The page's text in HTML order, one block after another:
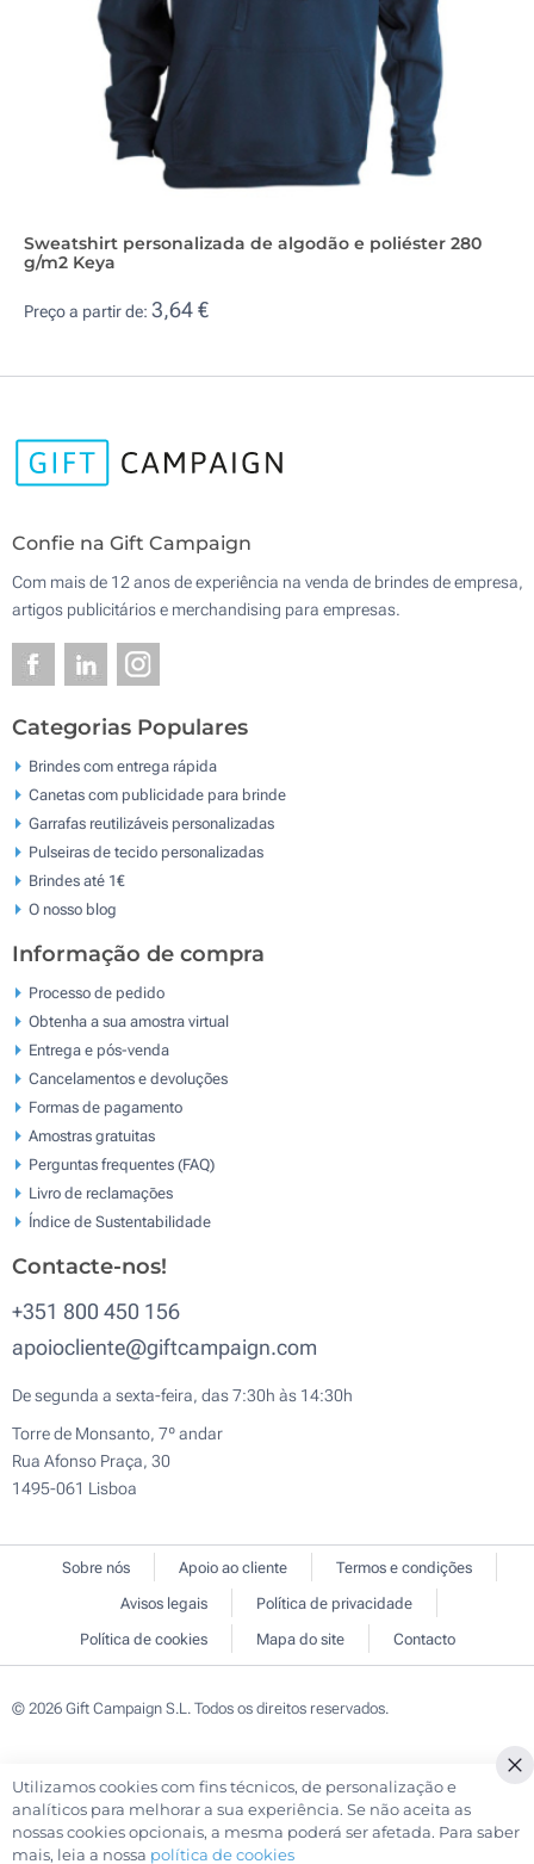
Sweatshirt personalizada de algodão e poliéster 280
g/m2 Keya
Preço a partir de: 3,64 €
Confie na Gift Campaign
Com mais de 12 anos de experiência na venda de brindes de empresa,
artigos publicitários e merchandising para empresas.
Categorias Populares
Brindes com entrega rápida
Canetas com publicidade para brinde
Garrafas reutilizáveis personalizadas
Pulseiras de tecido personalizadas
Brindes até 1€
O nosso blog
Informação de compra
Processo de pedido
Obtenha a sua amostra virtual
Entrega e pós-venda
Cancelamentos e devoluções
Formas de pagamento
Amostras gratuitas
Perguntas frequentes (FAQ)
Livro de reclamaçōes
Índice de Sustentabilidade
Contacte-nos!
+351 800 450 156
apoiocliente@giftcampaign.com
De segunda a sexta-feira, das 7:30h às 14:30h
Torre de Monsanto, 7º andar
Rua Afonso Praça, 30
1495-061 Lisboa
Sobre nós Apoio ao cliente
Termos e condições
Avisos legais
Política de privacidade
Política de cookies
Mapa do site Contacto
© 2026 Gift Campaign S.L. Todos os direitos reservados.
Utilizamos cookies com fins técnicos, de personalização e
analíticos para melhorar a sua experiência. Se não aceita as
nossas cookies opcionais, a mesma poderá ser afetada. Para saber
mais, leia a nossa política de cookies